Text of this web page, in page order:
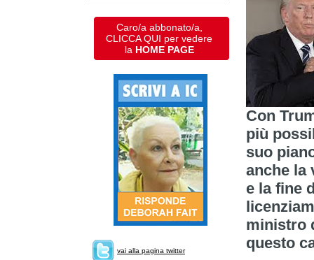
Caro/a abbonato/a,
CLICCA QUI per vedere
la HOME PAGE
vai alla pagina twitter
Con
più
suo
anche la
e la fine
ministro
questo